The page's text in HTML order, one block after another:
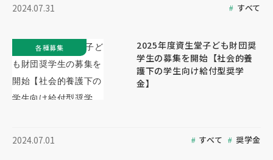
2024.07.31 すべて
2025年度資生堂子ども財団奨
学生の募集を開始【社会的養
護下の学生向け給付型奨学
金】
2024.07.01 すべて 奨学金
各種募集